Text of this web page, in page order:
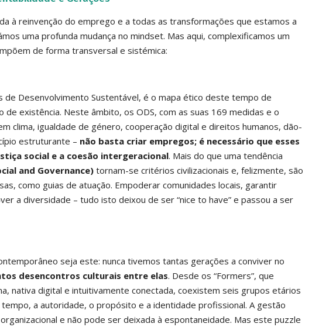
à reinvenção do emprego e a todas as transformações que estamos a
uma profunda mudança no mindset. Mas aqui, complexificamos um
de forma transversal e sistémica:
de Desenvolvimento Sustentável, é o mapa ético deste tempo de
de existência. Neste âmbito, os ODS, com as suas 169 medidas e o
clima, igualdade de género, cooperação digital e direitos humanos, dão-
estruturante – não basta criar empregos; é necessário que esses
social e a coesão intergeracional. Mais do que uma tendência
and Governance) tornam-se critérios civilizacionais e, felizmente, são
como guias de atuação. Empoderar comunidades locais, garantir
a diversidade – tudo isto deixou de ser “nice to have” e passou a ser
seja este: nunca tivemos tantas gerações a conviver no
desencontros culturais entre elas. Desde os “Formers”, que
nativa digital e intuitivamente conectada, coexistem seis grupos etários
a autoridade, o propósito e a identidade profissional. A gestão
e não pode ser deixada à espontaneidade. Mas este puzzle